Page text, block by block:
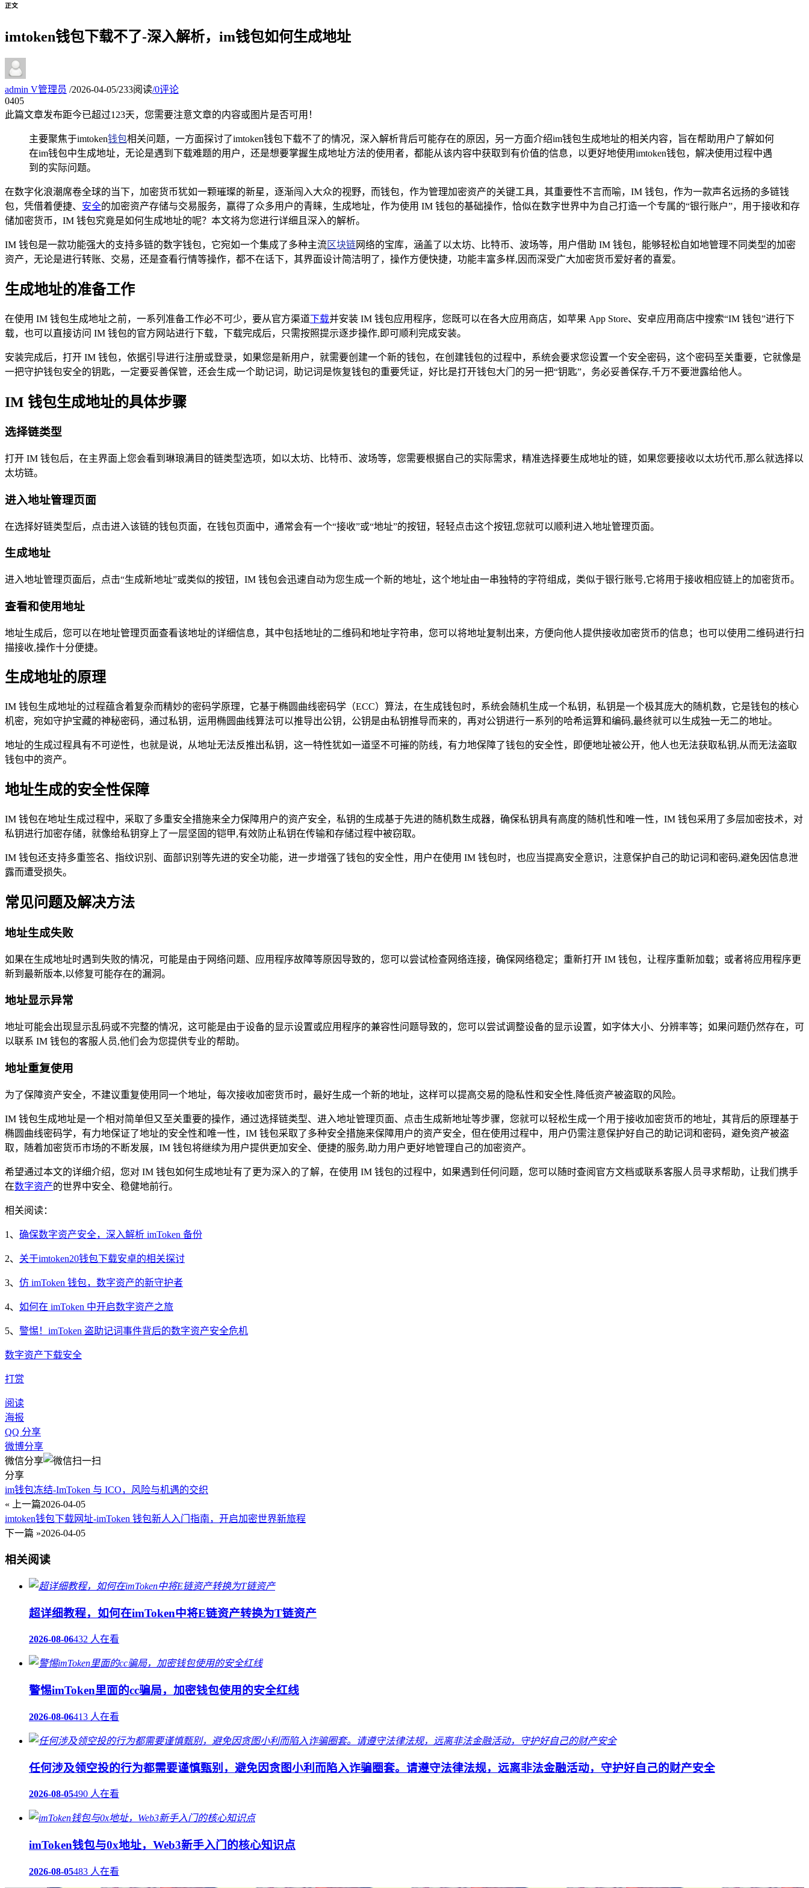
正文
imtoken钱包下载不了-深入解析，im钱包如何生成地址
admin V管理员 /2026-04-05/233阅读/0评论
0405
此篇文章发布距今已超过123天，您需要注意文章的内容或图片是否可用！
主要聚焦于imtoken钱包相关问题，一方面探讨了imtoken钱包下载不了的情况，深入解析背后可能存在的原因，另一方面介绍im钱包生成地址的相关内容，旨在帮助用户了解如何
在im钱包中生成地址，无论是遇到下载难题的用户，还是想要掌握生成地址方法的使用者，都能从该内容中获取到有价值的信息，以更好地使用imtoken钱包，解决使用过程中遇
到的实际问题。
在数字化浪潮席卷全球的当下，加密货币犹如一颗璀璨的新星，逐渐闯入大众的视野，而钱包，作为管理加密资产的关键工具，其重要性不言而喻，IM 钱包，作为一款声名远扬的多链钱
包，凭借着便捷、 安全的加密资产存储与交易服务，赢得了众多用户的青睐，生成地址，作为使用 IM 钱包的基础操作，恰似在数字世界中为自己打造一个专属的“银行账户”，用于接收和存
储加密货币，IM 钱包究竟是如何生成地址的呢？本文将为您进行详细且深入的解析。
IM 钱包是一款功能强大的支持多链的数字钱包，它宛如一个集成了多种主流区块链网络的宝库，涵盖了以太坊、比特币、波场等，用户借助 IM 钱包，能够轻松自如地管理不同类型的加密
资产，无论是进行转账、交易，还是查看行情等操作，都不在话下，其界面设计简洁明了，操作方便快捷，功能丰富多样,因而深受广大加密货币爱好者的喜爱。
生成地址的准备工作
在使用 IM 钱包生成地址之前，一系列准备工作必不可少，要从官方渠道下载并安装 IM 钱包应用程序，您既可以在各大应用商店，如苹果 App Store、安卓应用商店中搜索“IM 钱包”进行下
载，也可以直接访问 IM 钱包的官方网站进行下载，下载完成后，只需按照提示逐步操作,即可顺利完成安装。
安装完成后，打开 IM 钱包，依据引导进行注册或登录，如果您是新用户，就需要创建一个新的钱包，在创建钱包的过程中，系统会要求您设置一个安全密码，这个密码至关重要，它就像是
一把守护钱包安全的钥匙，一定要妥善保管，还会生成一个助记词，助记词是恢复钱包的重要凭证，好比是打开钱包大门的另一把“钥匙”，务必妥善保存,千万不要泄露给他人。
IM 钱包生成地址的具体步骤
选择链类型
打开 IM 钱包后，在主界面上您会看到琳琅满目的链类型选项，如以太坊、比特币、波场等，您需要根据自己的实际需求，精准选择要生成地址的链，如果您要接收以太坊代币,那么就选择以
太坊链。
进入地址管理页面
在选择好链类型后，点击进入该链的钱包页面，在钱包页面中，通常会有一个“接收”或“地址”的按钮，轻轻点击这个按钮,您就可以顺利进入地址管理页面。
生成地址
进入地址管理页面后，点击“生成新地址”或类似的按钮，IM 钱包会迅速自动为您生成一个新的地址，这个地址由一串独特的字符组成，类似于银行账号,它将用于接收相应链上的加密货币。
查看和使用地址
地址生成后，您可以在地址管理页面查看该地址的详细信息，其中包括地址的二维码和地址字符串，您可以将地址复制出来，方便向他人提供接收加密货币的信息；也可以使用二维码进行扫
描接收,操作十分便捷。
生成地址的原理
IM 钱包生成地址的过程蕴含着复杂而精妙的密码学原理，它基于椭圆曲线密码学（ECC）算法，在生成钱包时，系统会随机生成一个私钥，私钥是一个极其庞大的随机数，它是钱包的核心
机密，宛如守护宝藏的神秘密码，通过私钥，运用椭圆曲线算法可以推导出公钥，公钥是由私钥推导而来的，再对公钥进行一系列的哈希运算和编码,最终就可以生成独一无二的地址。
地址的生成过程具有不可逆性，也就是说，从地址无法反推出私钥，这一特性犹如一道坚不可摧的防线，有力地保障了钱包的安全性，即便地址被公开，他人也无法获取私钥,从而无法盗取
钱包中的资产。
地址生成的安全性保障
IM 钱包在地址生成过程中，采取了多重安全措施来全力保障用户的资产安全，私钥的生成基于先进的随机数生成器，确保私钥具有高度的随机性和唯一性，IM 钱包采用了多层加密技术，对
私钥进行加密存储，就像给私钥穿上了一层坚固的铠甲,有效防止私钥在传输和存储过程中被窃取。
IM 钱包还支持多重签名、指纹识别、面部识别等先进的安全功能，进一步增强了钱包的安全性，用户在使用 IM 钱包时，也应当提高安全意识，注意保护自己的助记词和密码,避免因信息泄
露而遭受损失。
常见问题及解决方法
地址生成失败
如果在生成地址时遇到失败的情况，可能是由于网络问题、应用程序故障等原因导致的，您可以尝试检查网络连接，确保网络稳定；重新打开 IM 钱包，让程序重新加载；或者将应用程序更
新到最新版本,以修复可能存在的漏洞。
地址显示异常
地址可能会出现显示乱码或不完整的情况，这可能是由于设备的显示设置或应用程序的兼容性问题导致的，您可以尝试调整设备的显示设置，如字体大小、分辨率等；如果问题仍然存在，可
以联系 IM 钱包的客服人员,他们会为您提供专业的帮助。
地址重复使用
为了保障资产安全，不建议重复使用同一个地址，每次接收加密货币时，最好生成一个新的地址，这样可以提高交易的隐私性和安全性,降低资产被盗取的风险。
IM 钱包生成地址是一个相对简单但又至关重要的操作，通过选择链类型、进入地址管理页面、点击生成新地址等步骤，您就可以轻松生成一个用于接收加密货币的地址，其背后的原理基于
椭圆曲线密码学，有力地保证了地址的安全性和唯一性，IM 钱包采取了多种安全措施来保障用户的资产安全，但在使用过程中，用户仍需注意保护好自己的助记词和密码，避免资产被盗
取，随着加密货币市场的不断发展，IM 钱包将继续为用户提供更加安全、便捷的服务,助力用户更好地管理自己的加密资产。
希望通过本文的详细介绍，您对 IM 钱包如何生成地址有了更为深入的了解，在使用 IM 钱包的过程中，如果遇到任何问题，您可以随时查阅官方文档或联系客服人员寻求帮助，让我们携手
在数字资产的世界中安全、稳健地前行。
相关阅读：
1、 确保数字资产安全，深入解析 imToken 备份
2、 关于imtoken20钱包下载安卓的相关探讨
3、 仿 imToken 钱包，数字资产的新守护者
4、 如何在 imToken 中开启数字资产之旅
5、 警惕！imToken 盗助记词事件背后的数字资产安全危机
数字资产下载安全
打赏
阅读
海报
QQ 分享
微博分享
微信分享
分享
im钱包冻结-ImToken 与 ICO，风险与机遇的交织
« 上一篇2026-04-05
imtoken钱包下载网址-imToken 钱包新人入门指南，开启加密世界新旅程
下一篇 »2026-04-05
相关阅读
超详细教程，如何在imToken中将E链资产转换为T链资产
2026-08-06432 人在看
警惕imToken里面的cc骗局，加密钱包使用的安全红线
2026-08-06413 人在看
任何涉及领空投的行为都需要谨慎甄别，避免因贪图小利而陷入诈骗圈套。请遵守法律法规，远离非法金融活动，守护好自己的财产安全
2026-08-05490 人在看
imToken钱包与0x地址，Web3新手入门的核心知识点
2026-08-05483 人在看